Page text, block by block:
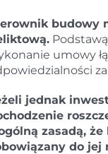
budowy
umowy
jednak
zasadą,
do jej